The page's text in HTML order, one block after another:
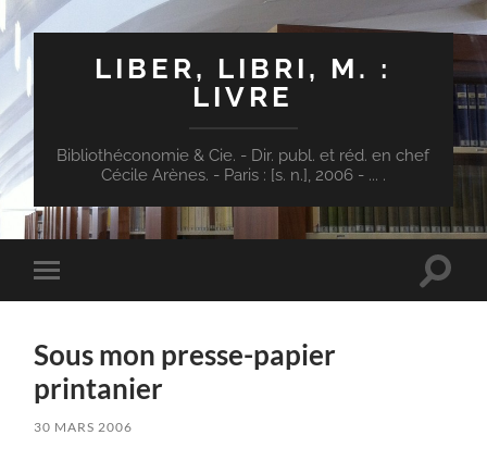
LIBER, LIBRI, M. :
LIVRE
Bibliothéconomie & Cie. - Dir. publ. et réd. en chef
Cécile Arènes. - Paris : [s. n.], 2006 - ... .
Toggle
mobile
Toggle
Sous mon presse-papier
printanier
30 MARS 2006